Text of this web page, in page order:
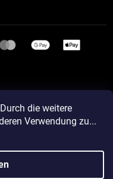
die weitere
Verwendung zu...